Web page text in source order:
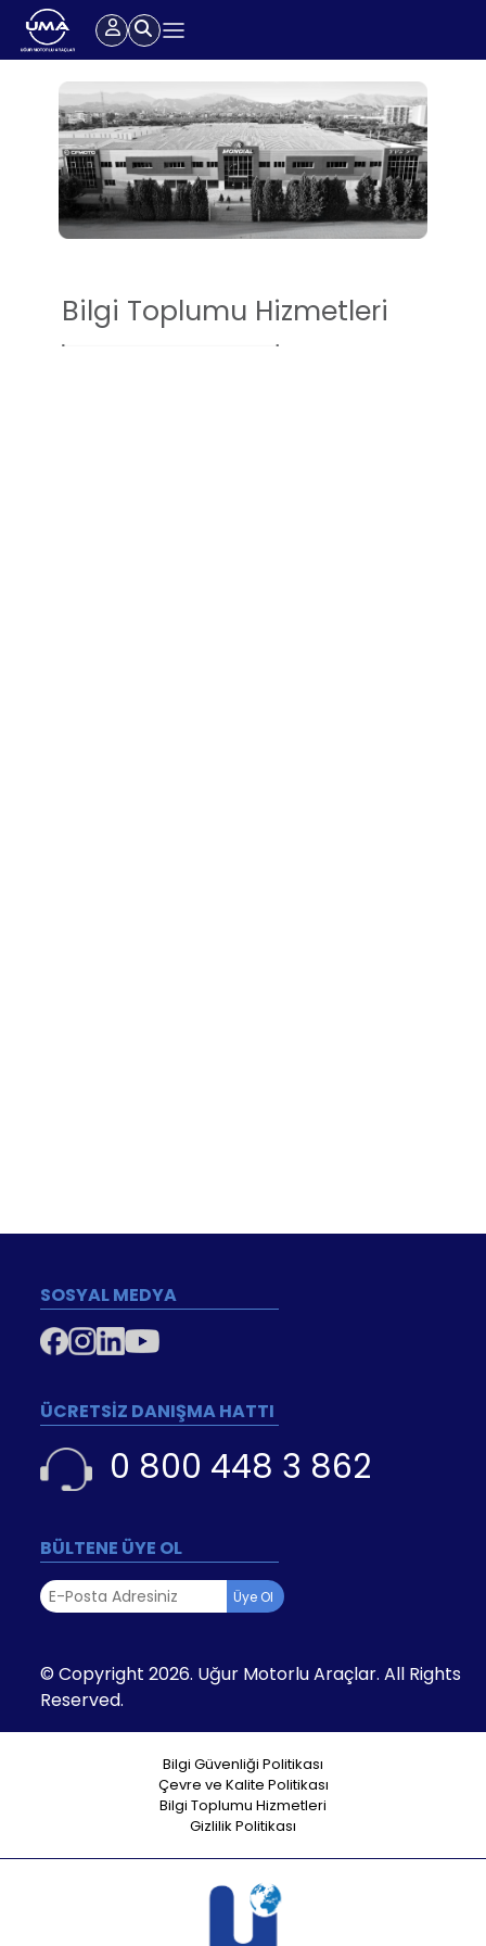
Bilgi Toplumu Hizmetleri
SOSYAL MEDYA
ÜCRETSİZ DANIŞMA HATTI
0 800 448 3 862
BÜLTENE ÜYE OL
Üye Ol
© Copyright 2026. Uğur Motorlu Araçlar. All Rights
Reserved.
Bilgi Güvenliği Politikası
Çevre ve Kalite Politikası
Bilgi Toplumu Hizmetleri
Gizlilik Politikası